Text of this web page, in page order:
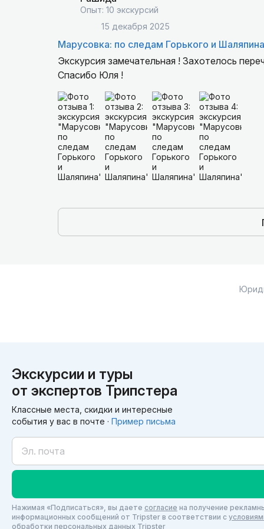
Опыт: 10 экскурсий
15 декабря 2025
Марусовка: по следам Горького и Шаляпина
Экскурсия замечательная ! Захотелось
Спасибо Юля !
Экскурсии и туры
от экспертов Трипстера
Классные места, скидки и интересные
события у вас в почте · Пример письма
Нажимая «Подписаться», вы даете согласие на получение
информационных сообщений от Tripster в соответствии c
обработки персональных данных Tripster